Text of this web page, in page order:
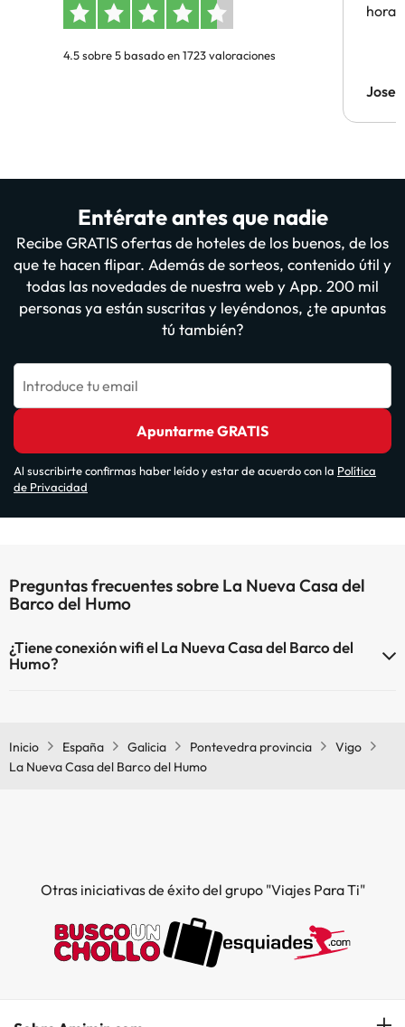
4.5 sobre 5 basado en 1723 valoraciones
hora
Jose
Entérate antes que nadie
Recibe GRATIS ofertas de hoteles de los buenos, de los
que te hacen flipar. Además de sorteos, contenido útil y
todas las novedades de nuestra web y App. 200 mil
personas ya están suscritas y leyéndonos, ¿te apuntas
tú también?
Introduce tu email
Apuntarme GRATIS
Al suscribirte confirmas haber leído y estar de acuerdo con la Política
de Privacidad
Preguntas frecuentes sobre La Nueva Casa del
Barco del Humo
¿Tiene conexión wifi el La Nueva Casa del Barco del
Humo?
Inicio España Galicia Pontevedra provincia
Vigo
La Nueva Casa del Barco del Humo
Otras iniciativas de éxito del grupo "Viajes Para Ti"